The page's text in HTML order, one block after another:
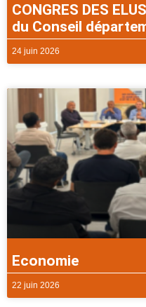
CONGRES DES
du Conseil
24 juin 2026
Economie
22 juin 2026